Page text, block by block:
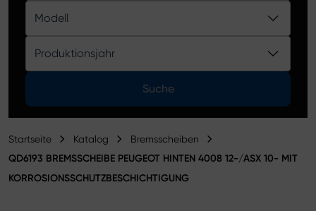
Modell
Produktionsjahr
Suche
Startseite Katalog Bremsscheiben
QD6193 BREMSSCHEIBE PEUGEOT HINTEN 4008 12-/ASX 10- MIT
KORROSIONSSCHUTZBESCHICHTIGUNG